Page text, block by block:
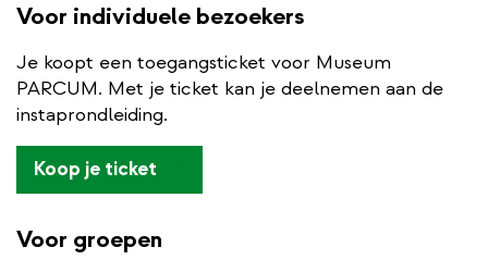
Voor individuele bezoekers
Je koopt een toegangsticket voor Museum
PARCUM. Met je ticket kan je deelnemen aan de
instaprondleiding.
Koop je ticket
link)
Voor groepen